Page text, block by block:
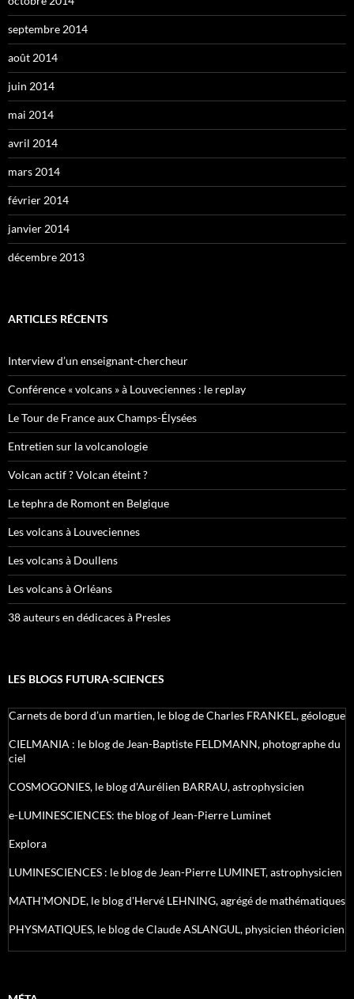
septembre 2014
août 2014
juin 2014
mai 2014
avril 2014
mars 2014
février 2014
janvier 2014
décembre 2013
ARTICLES RÉCENTS
Interview d’un enseignant-chercheur
Conférence « volcans » à Louveciennes : le replay
Le Tour de France aux Champs-Élysées
Entretien sur la volcanologie
Volcan actif ? Volcan éteint ?
Le tephra de Romont en Belgique
Les volcans à Louveciennes
Les volcans à Doullens
Les volcans à Orléans
38 auteurs en dédicaces à Presles
LES BLOGS FUTURA-SCIENCES
Carnets de bord d’un martien, le blog de Charles FRANKEL, géologue
CIELMANIA : le blog de Jean-Baptiste FELDMANN, photographe du
ciel
COSMOGONIES, le blog d'Aurélien BARRAU, astrophysicien
e-LUMINESCIENCES: the blog of Jean-Pierre Luminet
Explora
LUMINESCIENCES : le blog de Jean-Pierre LUMINET, astrophysicien
MATH'MONDE, le blog d'Hervé LEHNING, agrégé de mathématiques
PHYSMATIQUES, le blog de Claude ASLANGUL, physicien théoricien